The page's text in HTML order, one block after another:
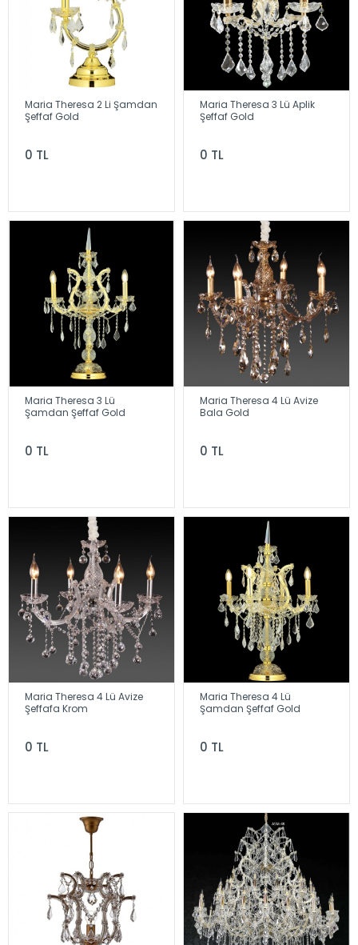
Maria Theresa 2 Li Şamdan
Şeffaf Gold
0 TL
Maria Theresa 3 Lü Aplik
Şeffaf Gold
0 TL
Maria Theresa 3 Lü
Şamdan Şeffaf Gold
0 TL
Maria Theresa 4 Lü Avize
Bala Gold
0 TL
Maria Theresa 4 Lü Avize
Şeffafa Krom
0 TL
Maria Theresa 4 Lü
Şamdan Şeffaf Gold
0 TL